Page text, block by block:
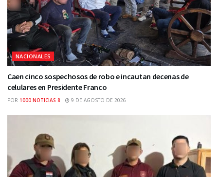
NACIONALES
Caen cinco sospechosos de robo e incautan decenas de
celulares en Presidente Franco
POR 1000 NOTICIAS 8 9 DE AGOSTO DE 2026